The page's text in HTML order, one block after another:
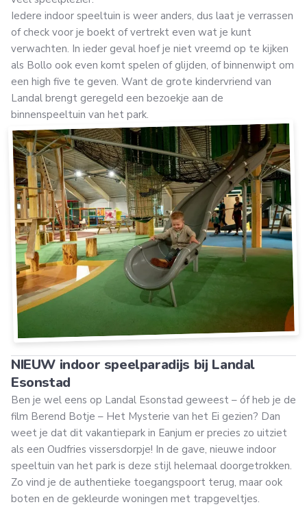
Iedere indoor speeltuin is weer anders, dus laat je verrassen
of check voor je boekt of vertrekt even wat je kunt
verwachten. In ieder geval hoef je niet vreemd op te kijken
als Bollo ook even komt spelen of glijden, of binnenwipt om
een high five te geven. Want de grote kindervriend van
Landal brengt geregeld een bezoekje aan de
binnenspeeltuin van het park.
NIEUW indoor speelparadijs bij Landal
Esonstad
Ben je wel eens op Landal Esonstad geweest – óf heb je de
film Berend Botje – Het Mysterie van het Ei gezien? Dan
weet je dat dit vakantiepark in Eanjum er precies zo uitziet
als een Oudfries vissersdorpje! In de gave, nieuwe indoor
speeltuin van het park is deze stijl helemaal doorgetrokken.
Zo vind je de authentieke toegangspoort terug, maar ook
boten en de gekleurde woningen met trapgeveltjes.